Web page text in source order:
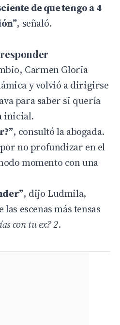
de que tengo a 4
, señaló.
Carmen Gloria
y volvió a dirigirse
para saber si quería
inicial.
, consultó la abogada.
no profundizar en el
momento con una
, dijo Ludmila,
escenas más tensas
con tu ex? 2.